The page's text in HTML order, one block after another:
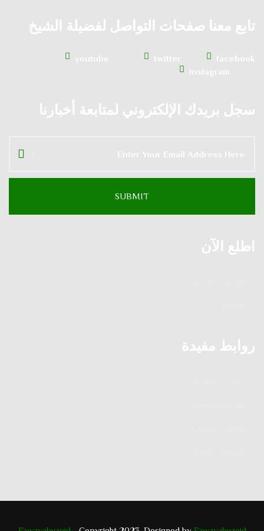
تابع معنا صفحات التواصل لفضيلة الشيخ
facebook
twitter
youtube
instagram
سجل بريدك الإلكتروني لمتابعة أخبارنا
اطلع الآن
روابط مفيدة